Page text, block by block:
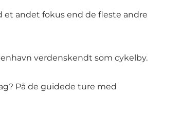
andet fokus end de fleste andre
verdenskendt som cykelby.
På de guidede ture med